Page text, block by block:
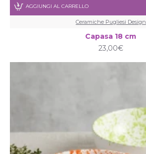
Ceramiche Pugliesi Design
Capasa 18 cm
23,00€
AGGIUNGI AL CARRELLO